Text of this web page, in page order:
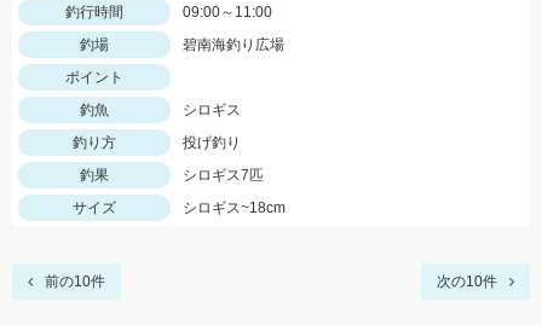
釣行時間
09:00～11:00
釣場
碧南海釣り広場
ポイント
釣魚
シロギス
釣り方
投げ釣り
釣果
シロギス7匹
サイズ
シロギス~18cm
前の10件 次の10件